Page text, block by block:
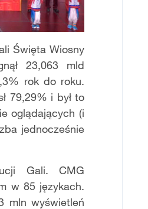
Święta Wiosny
23,063 mld
rok do roku.
79,29% i był to
oglądających (i
jednocześnie
Gali. CMG
w 85 językach.
mln wyświetleń